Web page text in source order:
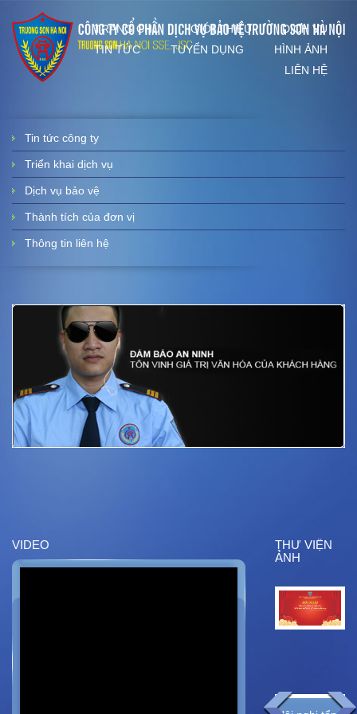
TRANG CHỦ GIỚI THIỆU
DỊCH VỤ
TIN TỨC
TUYỂN DỤNG
HÌNH ẢNH
LIÊN HỆ
Tin tức công ty
Triển khai dịch vụ
Dịch vụ bảo vệ
Thành tích của đơn vị
Thông tin liên hệ
VIDEO
THƯ VIỆN
ẢNH